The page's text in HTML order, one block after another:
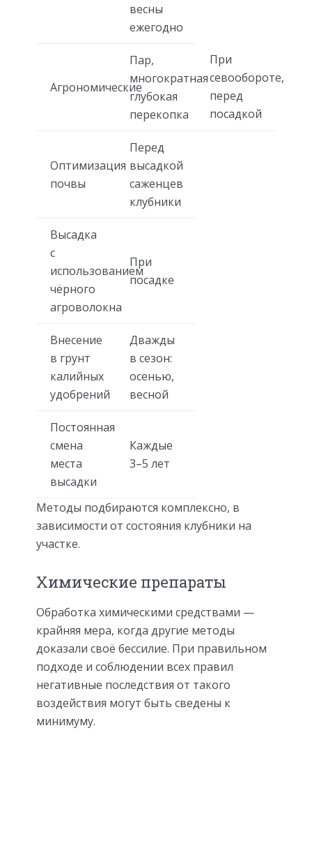
весны
ежегодно
Агрономические
Пар,
многократная
глубокая
перекопка
При
севообороте,
перед
посадкой
Оптимизация
почвы
Перед
высадкой
саженцев
клубники
Высадка
с
использованием
чёрного
агроволокна
При
посадке
Внесение
в грунт
калийных
удобрений
Дважды
в сезон:
осенью,
весной
Постоянная
смена
места
высадки
Каждые
3–5 лет
Методы подбираются комплексно, в
зависимости от состояния клубники на
участке.
Химические препараты
Обработка химическими средствами —
крайняя мера, когда другие методы
доказали своё бессилие. При правильном
подходе и соблюдении всех правил
негативные последствия от такого
воздействия могут быть сведены к
минимуму.